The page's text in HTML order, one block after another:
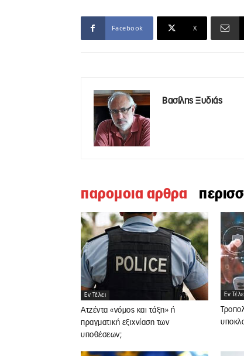
Facebook X
Βασίλης Ξυδιάς
παρομοια αρθρα
Εν Τέλει
Ατζέντα «νόμος και τάξη» ή
πραγματική εξιχνίαση των
υποθέσεων;
Εν